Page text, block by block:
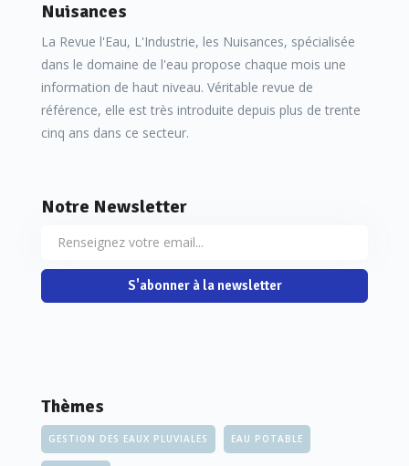
Nuisances
La Revue l'Eau, L'Industrie, les Nuisances, spécialisée
dans le domaine de l'eau propose chaque mois une
information de haut niveau. Véritable revue de
référence, elle est très introduite depuis plus de trente
cinq ans dans ce secteur.
Notre Newsletter
S'abonner à la newsletter
Thèmes
GESTION DES EAUX PLUVIALES EAU POTABLE